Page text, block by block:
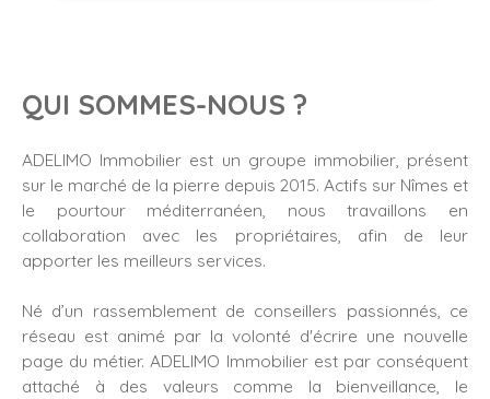
QUI SOMMES-NOUS ?
ADELIMO Immobilier est un groupe immobilier, présent
sur le marché de la pierre depuis 2015. Actifs sur Nîmes et
le pourtour méditerranéen, nous travaillons en
collaboration avec les propriétaires, afin de leur
apporter les meilleurs services.
Né d’un rassemblement de conseillers passionnés, ce
réseau est animé par la volonté d'écrire une nouvelle
page du métier. ADELIMO Immobilier est par conséquent
attaché à des valeurs comme la bienveillance, le